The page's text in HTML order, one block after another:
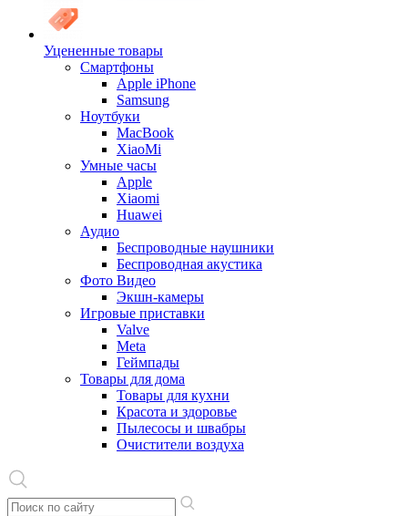
Уцененные товары
Cмартфоны
Apple iPhone
Samsung
Ноутбуки
MacBook
XiaoMi
Умные часы
Apple
Xiaomi
Huawei
Аудио
Беспроводные наушники
Беспроводная акустика
Фото Видео
Экшн-камеры
Игровые приставки
Valve
Meta
Геймпады
Товары для дома
Товары для кухни
Красота и здоровье
Пылесосы и швабры
Очистители воздуха